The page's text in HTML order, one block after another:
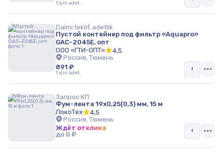
Запорная арматура
Системы дорожного водоотвода
Фильтры
Детали трубопроводов, хомуты и крепёж
Нагревательные системы
Счётчики
Строительство прудов
1 için adet.
Daimi teklif, adetlik
Пустой контейнер под фильтр «Aquapro»
GAC-2045E, опт
ООО «ГТИ-ОПТ»
4,5
Россия, Тюмень
891 ₽
1 için adet.
Запрос КП
Фум-лента 19х0,25(0,3) мм, 15 м
ЛокоТех
4,5
Россия, Тюмень
Ждёт отклика
до 0 ₽